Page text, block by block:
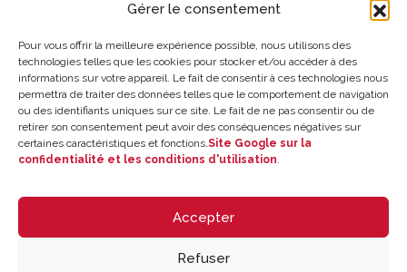
Gérer le consentement
Pour vous offrir la meilleure expérience possible, nous utilisons des
technologies telles que les cookies pour stocker et/ou accéder à des
informations sur votre appareil. Le fait de consentir à ces technologies nous
permettra de traiter des données telles que le comportement de navigation
ou des identifiants uniques sur ce site. Le fait de ne pas consentir ou de
retirer son consentement peut avoir des conséquences négatives sur
certaines caractéristiques et fonctions.Site Google sur la
confidentialité et les conditions d'utilisation.
Accepter
Refuser
Où nous trouver
Solde de la carte cadeau